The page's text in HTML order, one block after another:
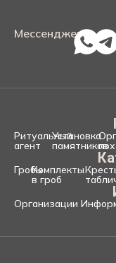
Мессенджеры:
Ритуальный
агент
Установка
памятников
ГробыКомплекты
в гроб
Организации